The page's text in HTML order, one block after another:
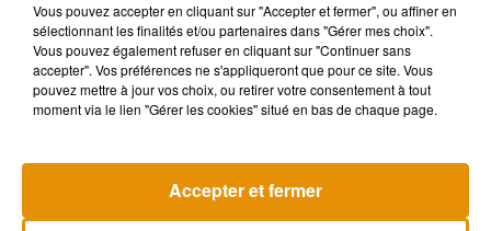
7 août 2026
Pomme emprunte le décor de l’émission
Vous pouvez accepter en cliquant sur "Accepter et fermer", ou affiner en
sélectionnant les finalités et/ou partenaires dans "Gérer mes choix".
Vous pouvez également refuser en cliquant sur "Continuer sans
accepter". Vos préférences ne s'appliqueront que pour ce site. Vous
pouvez mettre à jour vos choix, ou retirer votre consentement à tout
moment via le lien "Gérer les cookies" situé en bas de chaque page.
Accepter et fermer